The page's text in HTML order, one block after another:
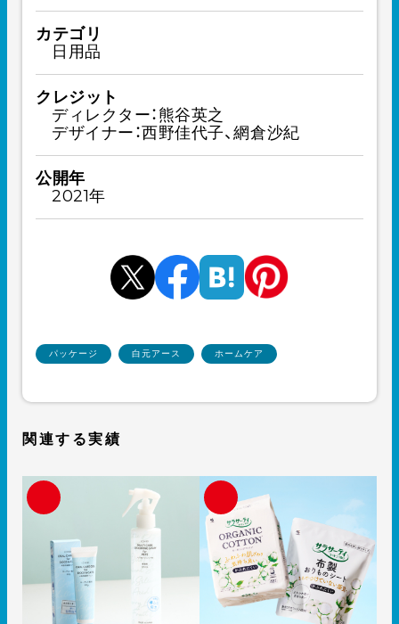
カテゴリ
日用品
クレジット
ディレクター：熊谷英之
デザイナー：西野佳代子、網倉沙紀
公開年
2021年
パッケージ 白元アース ホームケア
関連する実績